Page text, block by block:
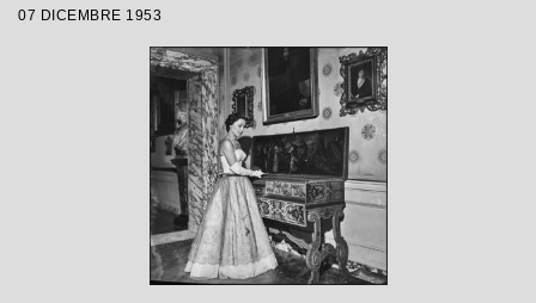
Tatiana Pavlova
07 DICEMBRE 1953